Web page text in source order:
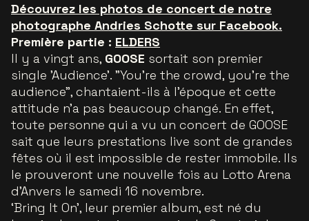
Découvrez les photos de concert de notre
photographe Andries Schotte sur Facebook.
Première partie : ELDERS
Il y a vingt ans, GOOSE sortait son premier
single 'Audience'. "You're the crowd, you're the
audience", chantaient-ils à l'époque et cette
attitude n'a pas beaucoup changé. En effet,
toute personne qui a vu un concert de GOOSE
sait que leurs prestations live sont de grandes
fêtes où il est impossible de rester immobile. Ils
le prouveront une nouvelle fois au Lotto Arena
d'Anvers le samedi 16 novembre.
‘Bring It On’, leur premier album, est né du